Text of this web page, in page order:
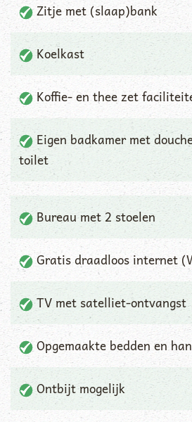
Zitje met (slaap)bank
Koelkast
Koffie- en thee zet
Eigen badkamer met
toilet
Bureau met 2 stoelen
Gratis draadloos internet
TV met satelliet-ontvangst
Opgemaakte bedden en
Ontbijt mogelijk